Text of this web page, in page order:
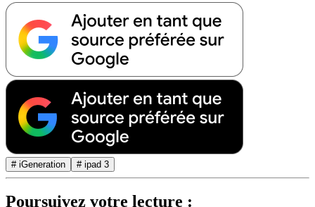
# iGeneration # ipad 3
Poursuivez votre lecture :